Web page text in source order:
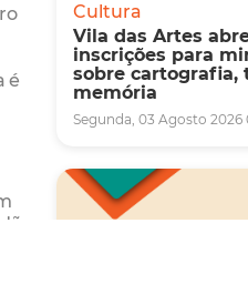
é
Cultura
Vila das Artes
inscrições para
sobre cartografia,
memória
Segunda, 03 Agosto 2026